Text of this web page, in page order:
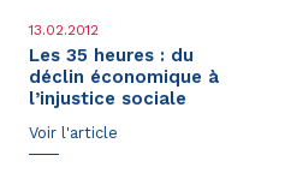
13.02.2012
Les 35 heures : du
déclin économique à
l’injustice sociale
Voir l'article